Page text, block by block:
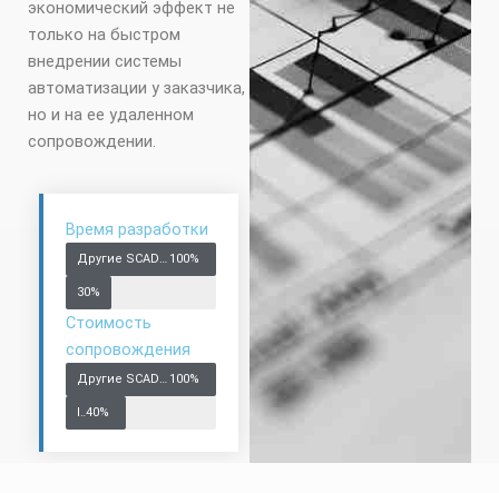
экономический эффект не
только на быстром
внедрении системы
автоматизации у заказчика,
но и на ее удаленном
сопровождении.
Время разработки
Другие SCADA системы 100%
IntraSCADA
30%
Стоимость
сопровождения
Другие SCADA системы 100%
IntraSCADA40%